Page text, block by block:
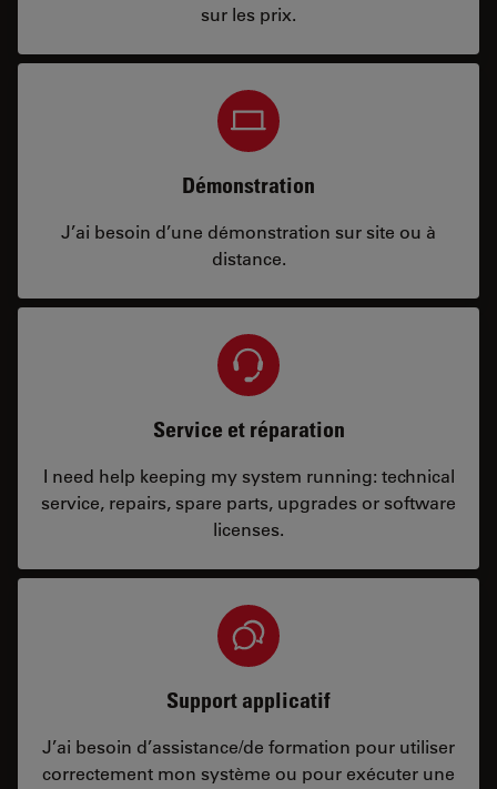
sur les prix.
Démonstration
J’ai besoin d’une démonstration sur site ou à
distance.
Service et réparation
I need help keeping my system running: technical
service, repairs, spare parts, upgrades or software
licenses.
Support applicatif
J’ai besoin d’assistance/de formation pour utiliser
correctement mon système ou pour exécuter une